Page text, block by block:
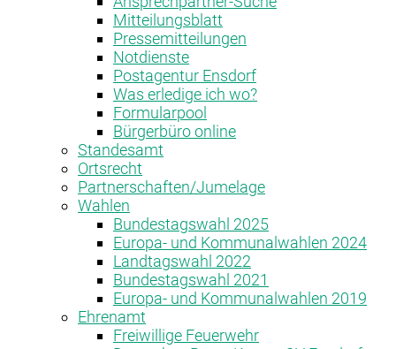
Mitteilungsblatt
Pressemitteilungen
Notdienste
Postagentur Ensdorf
Was erledige ich wo?
Formularpool
Bürgerbüro online
Standesamt
Ortsrecht
Partnerschaften/Jumelage
Wahlen
Bundestagswahl 2025
Europa- und Kommunalwahlen 2024
Landtagswahl 2022
Bundestagswahl 2021
Europa- und Kommunalwahlen 2019
Ehrenamt
Freiwillige Feuerwehr